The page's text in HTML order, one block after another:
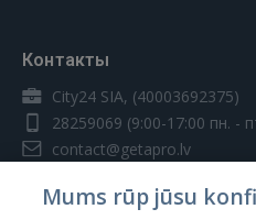
Контакты
City24 SIA, (40003692375)
28259069 (9:00-17:00 пн. -
contact@getapro.lv
Mums rūp jūsu